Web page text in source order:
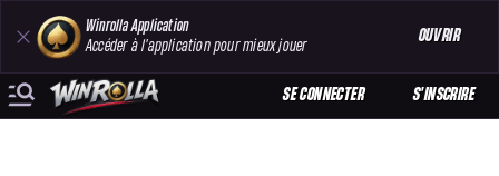
Winrolla Application
Accéder à l'application pour mieux jouer
OUVRIR
SE CONNECTER S'INSCRIRE